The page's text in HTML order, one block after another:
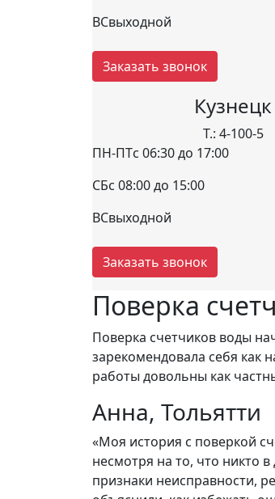
ВСвыходной
Заказать звонок
Кузнецк
Т.: 4-100-5
ПН-ПТс 06:30 до 17:00
СБс 08:00 до 15:00
ВСвыходной
Заказать звонок
Поверка
Поверка счетчиков воды
зарекомендовала себя как
работы довольны как
Анна, Тольятти
«Моя история с поверкой
несмотря на то, что никто
признаки неисправности,